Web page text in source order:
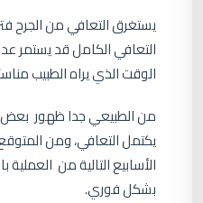
التعافي الكامل قد يستمر
الوقت الذي يراه الطبيب
من الطبيعي جدا ظهور بعض
يكتمل التعافي، ومن
الأسابيع التالية من العملية
بشكل فوري.